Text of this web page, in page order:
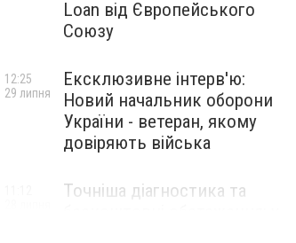
Loan від Європейського
Союзу
Ексклюзивне інтерв'ю:
Новий начальник оборони
України - ветеран, якому
довіряють війська
12:25
29 липня
Точніша діагностика та